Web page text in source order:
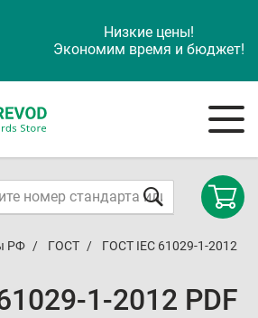
Низкие цены!
Экономим время и бюджет!
РФ ГОСТ ГОСТ IEC 61029-1-2012
1-2012 PDF